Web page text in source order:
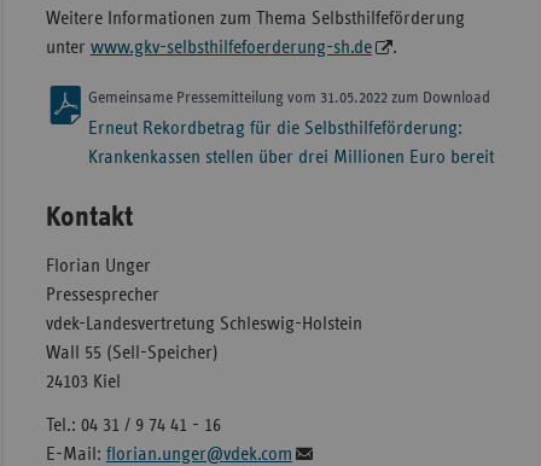
Weitere Informationen zum Thema Selbsthilfeförderung
unter www.gkv-selbsthilfefoerderung-sh.de .
Gemeinsame Pressemitteilung vom 31.05.2022 zum Download
Erneut Rekordbetrag für die Selbsthilfeförderung:
Krankenkassen stellen über drei Millionen Euro bereit
Kontakt
Florian Unger
Pressesprecher
vdek-Landesvertretung Schleswig-Holstein
Wall 55 (Sell-Speicher)
24103 Kiel
Tel.: 04 31 / 9 74 41 - 16
E-Mail: florian.unger@vdek.com